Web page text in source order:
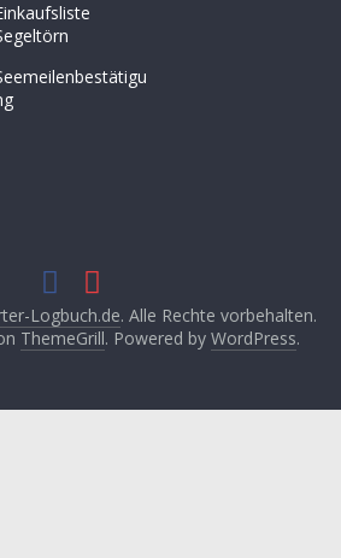
Logbuch.de. Alle Rechte vorbehalten.
ThemeGrill. Powered byWordPress.